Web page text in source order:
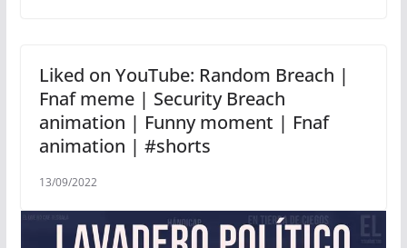
Liked on YouTube: Random Breach |
Fnaf meme | Security Breach
animation | Funny moment | Fnaf
animation | #shorts
13/09/2022